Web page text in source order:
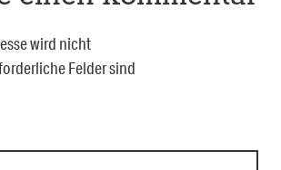
wird nicht
Felder sind